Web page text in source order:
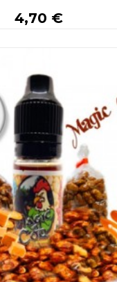
Plus de détails
4,70 €